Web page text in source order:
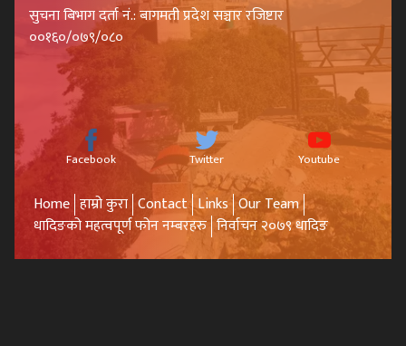
सुचना बिभाग दर्ता नं.: बागमती प्रदेश सञ्चार रजिष्टार
००१६०/०७९/०८०
Facebook Twitter Youtube
Home हाम्रो कुरा Contact Links Our Team
धादिङको महत्वपूर्ण फोन नम्बरहरु निर्वाचन २०७९ धादिङ